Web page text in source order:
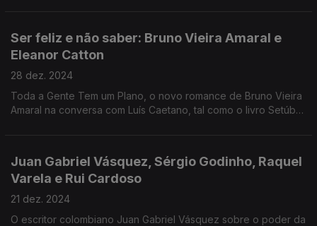
Ser feliz e não saber: Bruno Vieira Amaral e
Eleanor Catton
28 dez. 2024
Toda a Gente Tem um Plano, o novo romance de Bruno Vieira
Amaral na conversa com Luís Caetano, tal como o livro Setúbal.
Juan Gabriel Vásquez, Sérgio Godinho, Raquel
Varela e Rui Cardoso
21 dez. 2024
O escritor colombiano Juan Gabriel Vásquez sobre o poder da